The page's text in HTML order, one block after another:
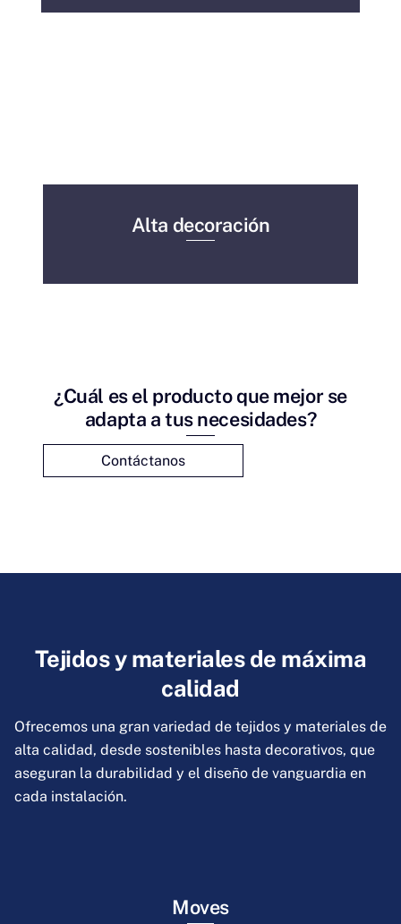
¿Cuál es el producto que mejor se
adapta a tus necesidades?
Contáctanos
Alta decoración
Tejidos y materiales de máxima
calidad
Ofrecemos una gran variedad de tejidos y materiales de
alta calidad, desde sostenibles hasta decorativos, que
aseguran la durabilidad y el diseño de vanguardia en
cada instalación.
Moves